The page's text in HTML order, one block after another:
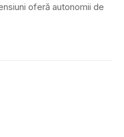
oferă autonomii de